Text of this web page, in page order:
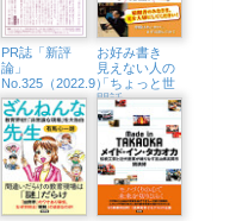
PR誌「新評
論」
No.325（2022.9）
お好み書き
見えない人の
「ちょっと世
間話」